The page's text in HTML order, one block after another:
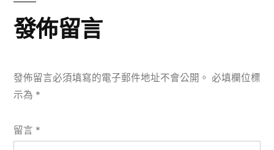
發佈留言
發佈留言必須填寫的電子郵件地址不會公開。 必填欄位標
示為 *
留言 *